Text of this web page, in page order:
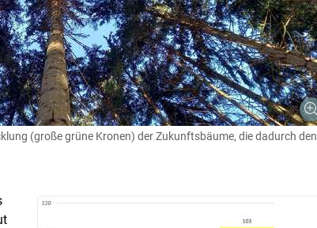
(große grüne Kronen) der Zukunftsbäume, die dadurch den